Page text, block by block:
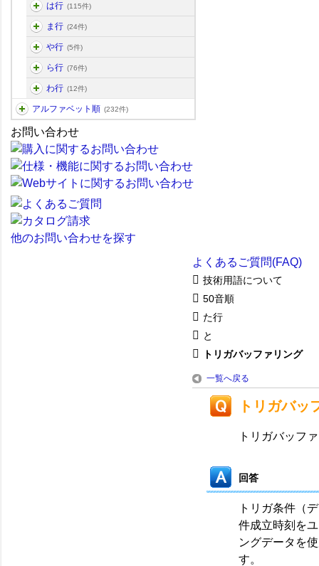
は行 (115件)
ま行 (24件)
や行 (5件)
ら行 (76件)
わ行 (12件)
アルファベット順 (232件)
お問い合わせ
他のお問い合わせを探す
よくあるご質問(FAQ)
技術用語について
50音順
た行
と
トリガバッファリング
一覧へ戻る
トリガバッ
トリガバッフ
回答
トリガ条件（
件成立時刻を
ングデータを
す。